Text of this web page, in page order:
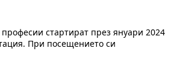
стартират през януари 2024
При посещението си